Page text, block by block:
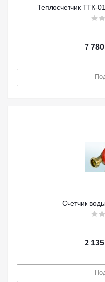
Теплосчетчик ТТК-
7 780
Счетчик
2 135